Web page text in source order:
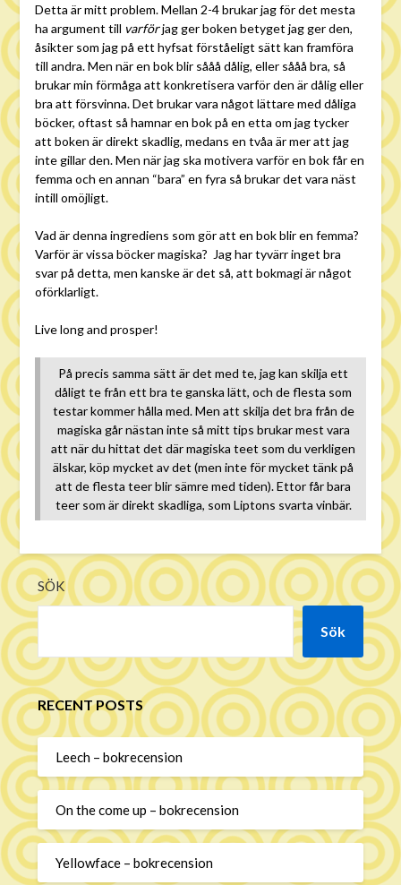
Detta är mitt problem. Mellan 2-4 brukar jag för det mesta
ha argument till varförjag ger boken betyget jag ger den,
åsikter som jag på ett hyfsat förståeligt sätt kan framföra
till andra. Men när en bok blir sååå dålig, eller sååå bra, så
brukar min förmåga att konkretisera varför den är dålig eller
bra att försvinna. Det brukar vara något lättare med dåliga
böcker, oftast så hamnar en bok på en etta om jag tycker
att boken är direkt skadlig, medans en tvåa är mer att jag
inte gillar den. Men när jag ska motivera varför en bok får en
femma och en annan “bara” en fyra så brukar det vara näst
intill omöjligt.
Vad är denna ingrediens som gör att en bok blir en femma?
Varför är vissa böcker magiska? Jag har tyvärr inget bra
svar på detta, men kanske är det så, att bokmagi är något
oförklarligt.
Live long and prosper!
På precis samma sätt är det med te, jag kan skilja ett
dåligt te från ett bra te ganska lätt, och de flesta som
testar kommer hålla med. Men att skilja det bra från de
magiska går nästan inte så mitt tips brukar mest vara
att när du hittat det där magiska teet som du verkligen
älskar, köp mycket av det (men inte för mycket tänk på
att de flesta teer blir sämre med tiden). Ettor får bara
teer som är direkt skadliga, som Liptons svarta vinbär.
SÖK
Sök
RECENT POSTS
Leech – bokrecension
On the come up – bokrecension
Yellowface – bokrecension